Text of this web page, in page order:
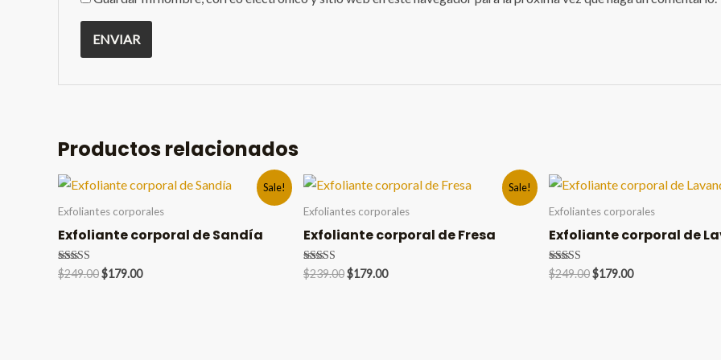
Productos relacionados
Sale!
Exfoliantes corporales
Exfoliante corporal de Sandía
Valorado en
5.00
$249.00Original
$179.00Current
Sale!
Exfoliantes corporales
Exfoliante corporal de Fresa
Valorado en
5.00
$239.00Original
$179.00Current
Exfoliantes corporales
Exfoliante corporal de
Valorado en
5.00
$249.00Original
$179.00Current